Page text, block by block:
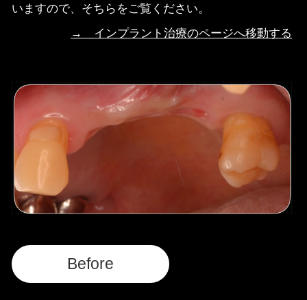
いますので、そちらをご覧ください。
→ インプラント治療のページへ移動する
Before